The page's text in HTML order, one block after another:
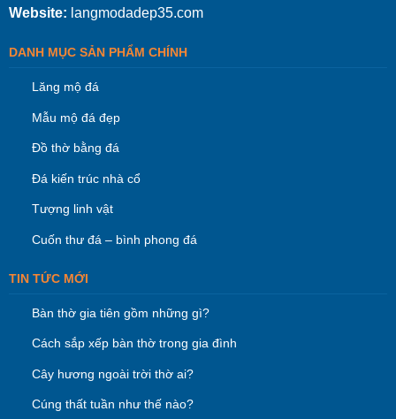
Website: langmodadep35.com
DANH MỤC SẢN PHẨM CHÍNH
Lăng mộ đá
Mẫu mộ đá đẹp
Đồ thờ bằng đá
Đá kiến trúc nhà cổ
Tượng linh vật
Cuốn thư đá – bình phong đá
TIN TỨC MỚI
Bàn thờ gia tiên gồm những gì?
Cách sắp xếp bàn thờ trong gia đình
Cây hương ngoài trời thờ ai?
Cúng thất tuần như thế nào?